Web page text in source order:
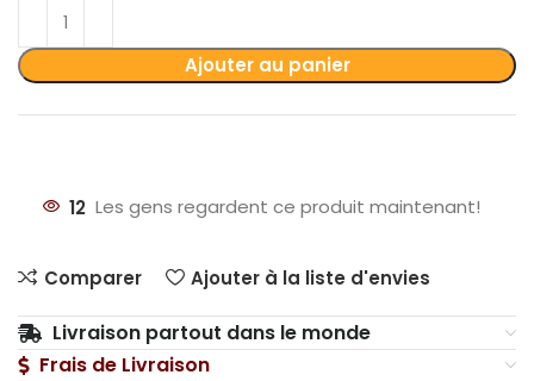
Ajouter au panier
12 Les gens regardent ce produit maintenant!
Comparer Ajouter à la liste d'envies
Livraison partout dans le monde
Frais de Livraison